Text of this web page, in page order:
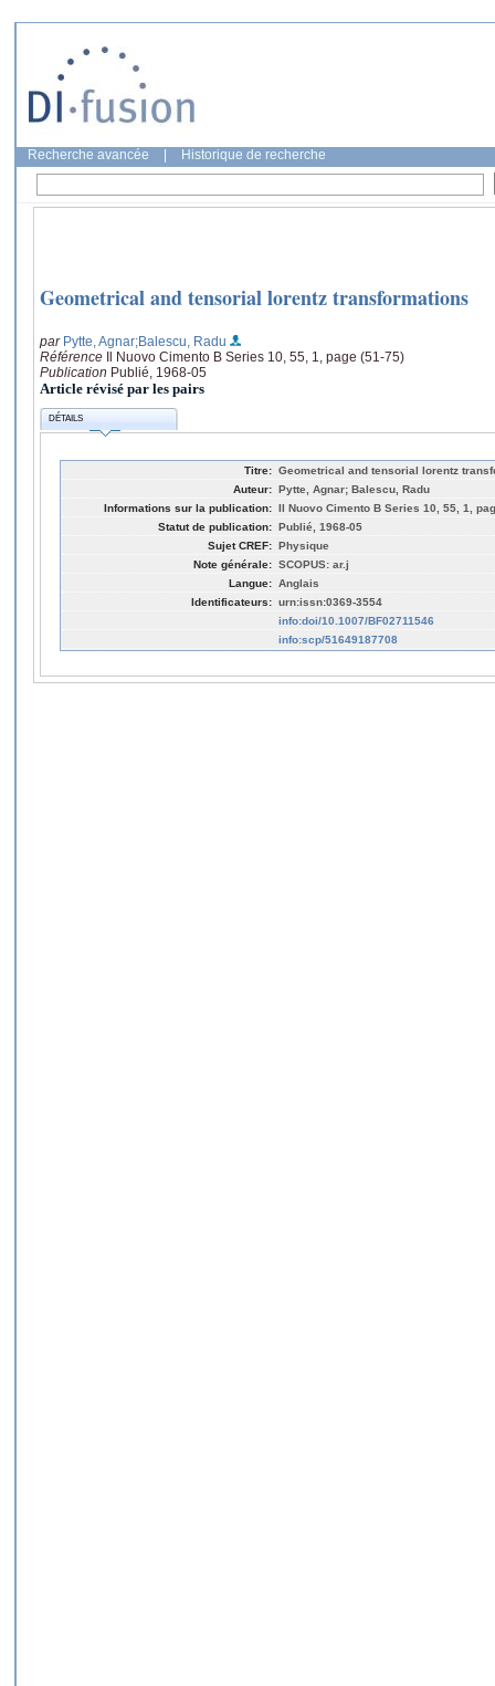
Recherche avancée Historique de recherche
Geometrical and tensorial lorentz transformations
par Pytte, Agnar;Balescu, Radu
Référence Il Nuovo Cimento B Series 10, 55, 1, page (51-75)
Publication Publié, 1968-05
Article révisé par les pairs
DÉTAILS
Titre: Geometrical and tensorial lorentz
Auteur: Pytte, Agnar; Balescu, Radu
Informations sur la publication: Il Nuovo Cimento B Series 10, 55, 1,
Statut de publication: Publié, 1968-05
Sujet CREF: Physique
Note générale: SCOPUS: ar.j
Langue: Anglais
Identificateurs: urn:issn:0369-3554
info:doi/10.1007/BF02711546
info:scp/51649187708